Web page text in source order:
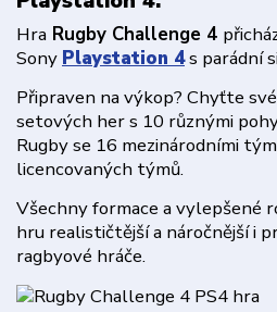
Hra Rugby Challenge 4
Sony Playstation 4s parádní
Připraven na výkop? Chyťte
setových her s 10 různými
Rugby se 16 mezinárodními
licencovaných týmů.
Všechny formace a vylepšené
hru realističtější a náročnější i
ragbyové hráče.